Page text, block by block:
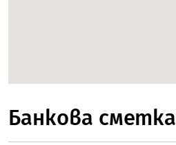
Банкова сметка